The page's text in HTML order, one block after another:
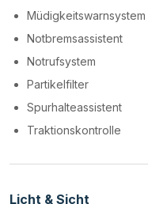
Müdigkeitswarnsystem
Notbremsassistent
Notrufsystem
Partikelfilter
Spurhalteassistent
Traktionskontrolle
Licht & Sicht